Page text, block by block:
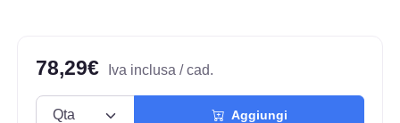
78,29€ Iva inclusa / cad.
Aggiungi